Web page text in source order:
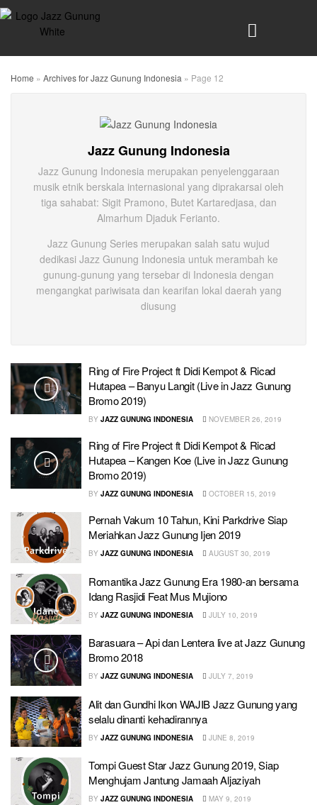
Home » Archives for Jazz Gunung Indonesia » Page 12
Jazz Gunung Indonesia
Jazz Gunung Indonesia merupakan penyelenggaraan
musik etnik berskala internasional yang diprakarsai oleh
tiga sahabat: Sigit Pramono, Butet Kartaredjasa, dan
Almarhum Djaduk Ferianto.
Jazz Gunung Series merupakan salah satu wujud
dedikasi Jazz Gunung Indonesia untuk merambah ke
gunung-gunung yang tersebar di Indonesia dengan
mengangkat pariwisata dan kearifan lokal daerah yang
diusung
Ring of Fire Project ft Didi Kempot & Ricad
Hutapea – Banyu Langit (Live in Jazz Gunung
Bromo 2019)
BY JAZZ GUNUNG INDONESIA NOVEMBER 26, 2019
Ring of Fire Project ft Didi Kempot & Ricad
Hutapea – Kangen Koe (Live in Jazz Gunung
Bromo 2019)
BY JAZZ GUNUNG INDONESIA OCTOBER 15, 2019
Pernah Vakum 10 Tahun, Kini Parkdrive Siap
Meriahkan Jazz Gunung Ijen 2019
BY JAZZ GUNUNG INDONESIA AUGUST 30, 2019
Romantika Jazz Gunung Era 1980-an bersama
Idang Rasjidi Feat Mus Mujiono
BY JAZZ GUNUNG INDONESIA JULY 10, 2019
Barasuara – Api dan Lentera live at Jazz Gunung
Bromo 2018
BY JAZZ GUNUNG INDONESIA JULY 7, 2019
Alit dan Gundhi Ikon WAJIB Jazz Gunung yang
selalu dinanti kehadirannya
BY JAZZ GUNUNG INDONESIA JUNE 8, 2019
Tompi Guest Star Jazz Gunung 2019, Siap
Menghujam Jantung Jamaah Aljaziyah
BY JAZZ GUNUNG INDONESIA MAY 9, 2019